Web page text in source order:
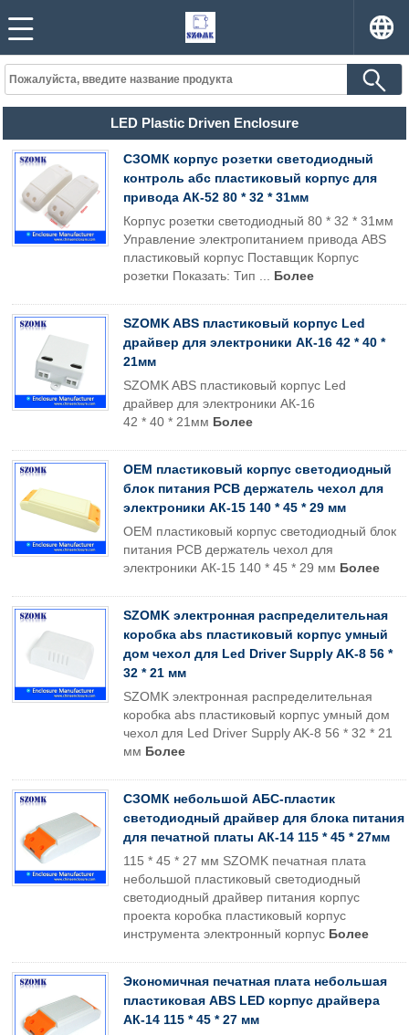
LED Plastic Driven Enclosure
СЗОМК корпус розетки светодиодный
контроль абс пластиковый корпус для
привода АК-52 80 * 32 * 31мм
Корпус розетки светодиодный 80 * 32 * 31мм
Управление электропитанием привода ABS
пластиковый корпус Поставщик Корпус
розетки Показать: Тип ... Более
SZOMK ABS пластиковый корпус Led
драйвер для электроники АК-16 42 * 40 *
21мм
SZOMK ABS пластиковый корпус Led
драйвер для электроники АК-16
42 * 40 * 21мм Более
OEM пластиковый корпус светодиодный
блок питания PCB держатель чехол для
электроники АК-15 140 * 45 * 29 мм
OEM пластиковый корпус светодиодный блок
питания PCB держатель чехол для
электроники АК-15 140 * 45 * 29 мм Более
SZOMK электронная распределительная
коробка abs пластиковый корпус умный
дом чехол для Led Driver Supply AK-8 56 *
32 * 21 мм
SZOMK электронная распределительная
коробка abs пластиковый корпус умный дом
чехол для Led Driver Supply AK-8 56 * 32 * 21
мм Более
СЗОМК небольшой АБС-пластик
светодиодный драйвер для блока питания
для печатной платы АК-14 115 * 45 * 27мм
115 * 45 * 27 мм SZOMK печатная плата
небольшой пластиковый светодиодный
светодиодный драйвер питания корпус
проекта коробка пластиковый корпус
инструмента электронный корпус Более
Экономичная печатная плата небольшая
пластиковая ABS LED корпус драйвера
АК-14 115 * 45 * 27 мм